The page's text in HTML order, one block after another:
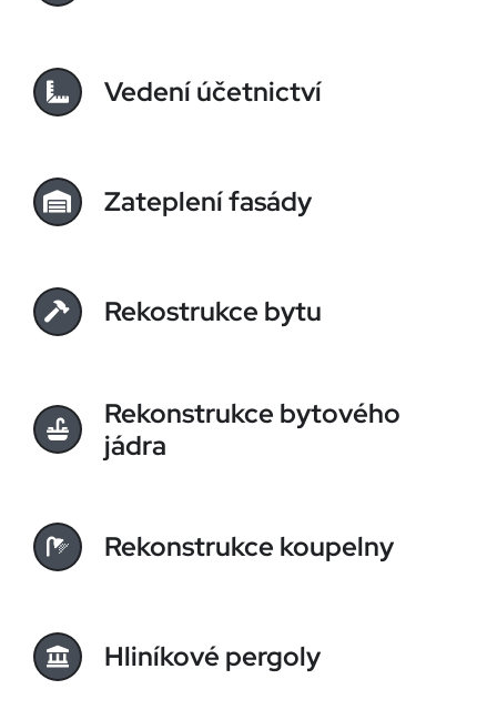
Vedení účetnictví
Zateplení fasády
Rekostrukce bytu
Rekonstrukce bytového
jádra
Rekonstrukce koupelny
Hliníkové pergoly